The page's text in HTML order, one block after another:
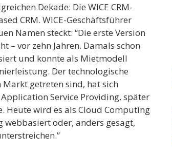
Dekade: Die WICE CRM-
CRM. WICE-Geschäftsführer
Namen steckt: “Die erste Version
– vor zehn Jahren. Damals schon
und konnte als Mietmodell
Der technologische
getreten sind, hat sich
Service Providing, später
Heute wird es als Cloud Computing
webbasiert oder, anders gesagt,